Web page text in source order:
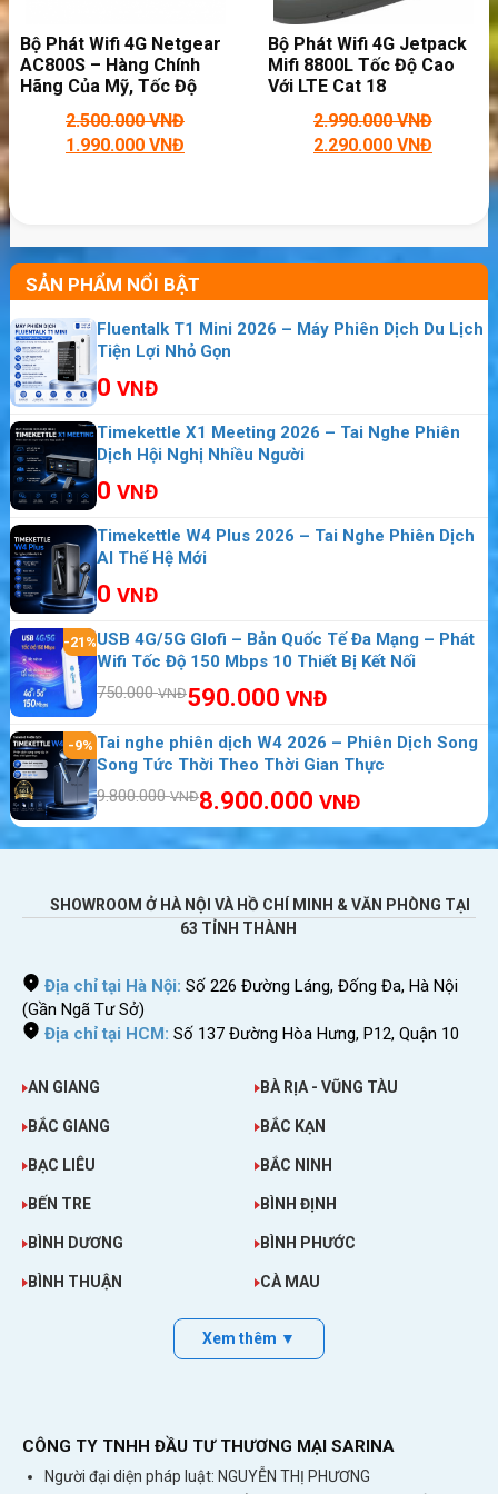
Công nghệ tiết kiệm năng lượng riêng của
LSUN MF603, làm giảm điện năng tiêu thụ
30%, làm việc lâu hơn, thời gian chờ, hỗ trợ cho
sáu giờ làm việc dài, thời gian dài 300 giờ chờ.
Thiết bị phát wifi 4G LSUN MF603 kèm dây cáp
Những tính năng nổi bật của LSUN MF603
Sử dụng bộ phát wifi 4G cho tốc độ lên tới
300Mbps.
Hỗ trợ kết nối tối đa 10 thiết bị cùng lúc.
Sử dụng liên tục trong khoảng 6h ~~ 8h.
Phần mềm quản lý sản phẩm cho thiết bị di
gọn, tinh tế, sang trọng và đẹp mắt, đúng
bằng chiếc namecard.
Windows 7, Windows 8 / 8.1, Win 10, Win 11,
MAC OS X
IOS
bộ phát wifi di động 4G
chắn rằng bạn sẽ có được 2 chữ Hài Lòng bởi
có hàng trăm khách hàng đã và đang sử dụng
nó chưa từng nhận được lời phàn nàn nào về
nó. Quyết định vẫn ở bạn, hãy là người tiêu dùng
Bộ Phát Wifi 4G Netgear
AC800S – Hàng Chính
Hãng Của Mỹ, Tốc Độ
2.500.000VNĐ
1.990.000 VNĐ
Bộ Phát Wifi 4G Jetpack
Mifi 8800L Tốc Độ Cao
Với LTE Cat 18
2.990.000VNĐ
2.290.000 VNĐ
SẢN PHẨM NỔI BẬT
Fluentalk T1 Mini 2026 – Máy Phiên Dịch Du Lịch
Tiện Lợi Nhỏ Gọn
0 VNĐ
Timekettle X1 Meeting 2026 – Tai Nghe Phiên
Dịch Hội Nghị Nhiều Người
0 VNĐ
Timekettle W4 Plus 2026 – Tai Nghe Phiên Dịch
AI Thế Hệ Mới
0 VNĐ
-21%USB 4G/5G Glofi – Bản Quốc Tế Đa Mạng – Phát
Wifi Tốc Độ 150 Mbps 10 Thiết Bị Kết Nối
750.000VNĐ590.000 VNĐ
-9% Tai nghe phiên dịch W4 2026 – Phiên Dịch Song
Song Tức Thời Theo Thời Gian Thực
9.800.000VNĐ8.900.000 VNĐ
SHOWROOM Ở HÀ NỘI VÀ HỒ CHÍ MINH & VĂN PHÒNG TẠI
63 TỈNH THÀNH
Địa chỉ tại Hà Nội: Số 226 Đường Láng, Đống Đa, Hà Nội
(Gần Ngã Tư Sở)
Địa chỉ tại HCM: Số 137 Đường Hòa Hưng, P12, Quận 10
AN GIANG BÀ RỊA - VŨNG TÀU
BẮC GIANG BẮC KẠN
BẠC LIÊU BẮC NINH
BẾN TRE BÌNH ĐỊNH
BÌNH DƯƠNG BÌNH PHƯỚC
BÌNH THUẬN CÀ MAU
Xem thêm ▼
CÔNG TY TNHH ĐẦU TƯ THƯƠNG MẠI SARINA
Người đại diện pháp luật: NGUYỄN THỊ PHƯƠNG